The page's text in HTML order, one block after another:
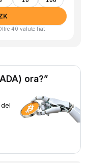
40 valute fiat
ora?”
del